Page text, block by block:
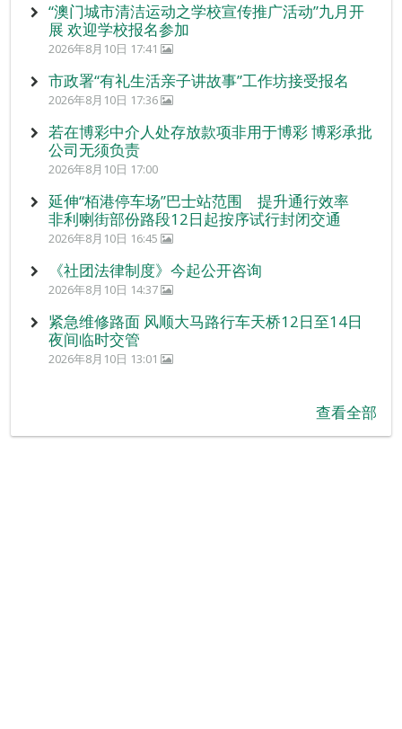
“澳门城市清洁运动之学校宣传推广活动”九月开
展 欢迎学校报名参加
2026年8月10日 17:41
市政署“有礼生活亲子讲故事”工作坊接受报名
2026年8月10日 17:36
若在博彩中介人处存放款项非用于博彩 博彩承批
公司无须负责
2026年8月10日 17:00
延伸“栢港停车场”巴士站范围 提升通行效率
非利喇街部份路段12日起按序试行封闭交通
2026年8月10日 16:45
《社团法律制度》今起公开咨询
2026年8月10日 14:37
紧急维修路面 风顺大马路行车天桥12日至14日
夜间临时交管
2026年8月10日 13:01
查看全部